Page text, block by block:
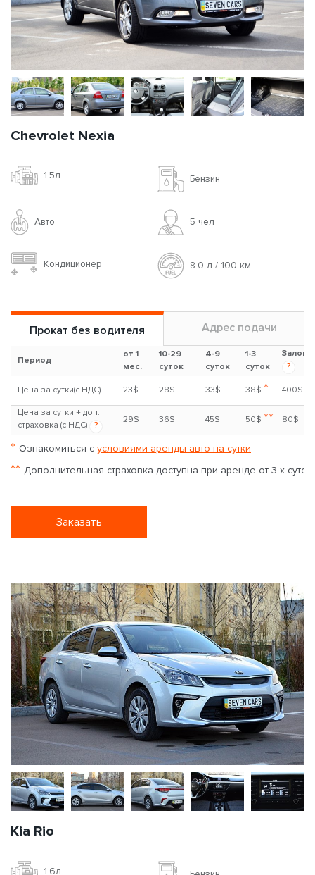
Chevrolet Nexia
1.5л Бензин
Авто 5 чел
Кондиционер 8.0 л / 100 км
Прокат без водителя Адрес подачи
Период
от 1
мес.
10-29
суток
4-9
суток
1-3
суток
Залог
?
Цена за сутки(с НДС) 23$ 28$ 33$ 38$ * 400$
Цена за сутки + доп.
страховка (с НДС)
?
29$ 36$ 45$ 50$ ** 80$
* Ознакомиться с условиями аренды авто на сутки
** Дополнительная страховка доступна при аренде от 3-х суток
Заказать
Kia Rio
1.6л